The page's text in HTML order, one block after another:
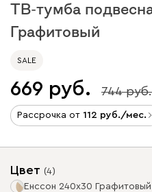
ТВ-тумба
Графитовый
SALE
669 744
Рассрочка от 112 /мес.
Цвет (4)
Енссон 240x30 Графитовый